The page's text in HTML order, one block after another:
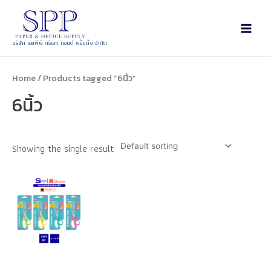
บริษัท เอสพีพี ครีเอท แอนด์ พริ้นติ้ง จำกัด
Home/ Products tagged “6นิ้ว”
6นิ้ว
Showing the single result